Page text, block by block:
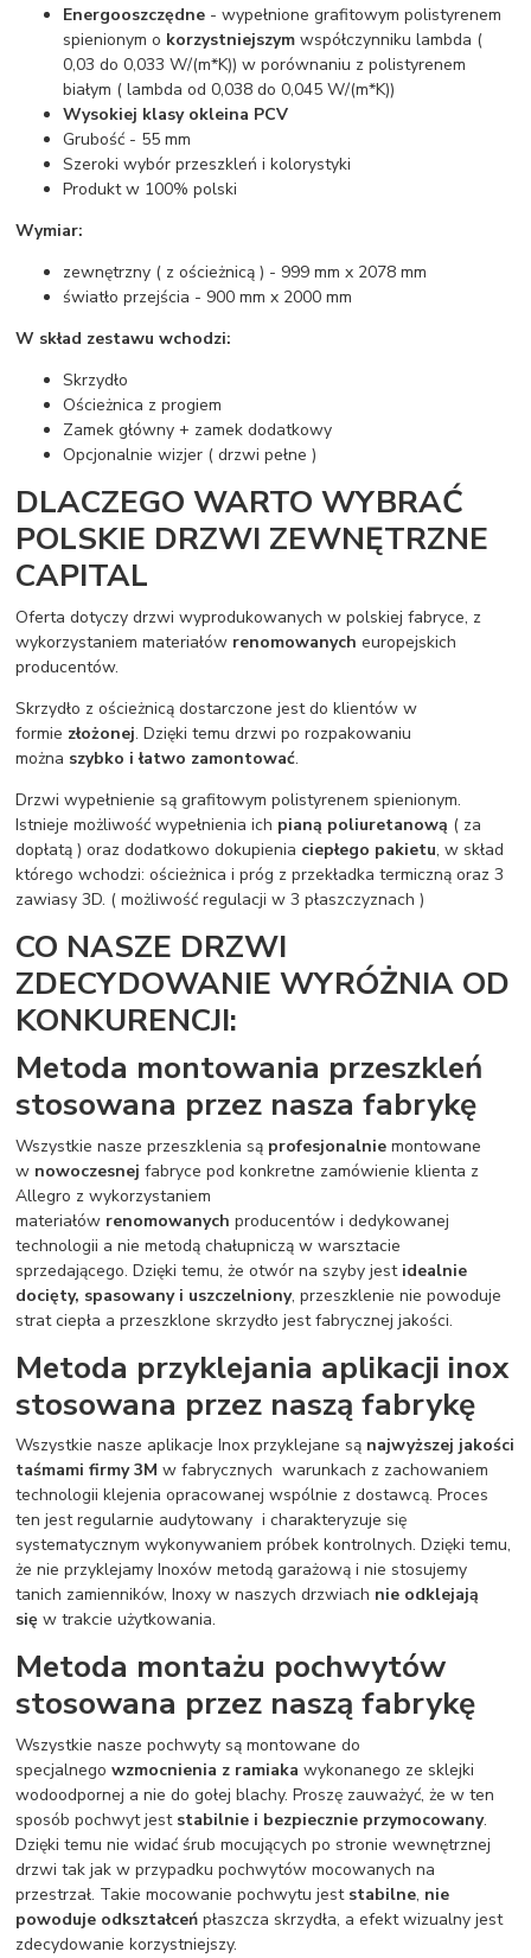
Energooszczędne - wypełnione grafitowym polistyrenem
spienionym o korzystniejszym współczynniku lambda (
0,03 do 0,033 W/(m*K)) w porównaniu z polistyrenem
białym ( lambda od 0,038 do 0,045 W/(m*K))
Wysokiej klasy okleina PCV
Grubość - 55 mm
Szeroki wybór przeszkleń i kolorystyki
Produkt w 100% polski
Wymiar:
zewnętrzny ( z ościeżnicą ) - 999 mm x 2078 mm
światło przejścia - 900 mm x 2000 mm
W skład zestawu wchodzi:
Skrzydło
Ościeżnica z progiem
Zamek główny + zamek dodatkowy
Opcjonalnie wizjer ( drzwi pełne )
DLACZEGO WARTO WYBRAĆ
POLSKIE DRZWI ZEWNĘTRZNE
CAPITAL
Oferta dotyczy drzwi wyprodukowanych w polskiej fabryce, z
wykorzystaniem materiałów renomowanych europejskich
producentów.
Skrzydło z ościeżnicą dostarczone jest do klientów w
formie złożonej. Dzięki temu drzwi po rozpakowaniu
można szybko i łatwo zamontować.
Drzwi wypełnienie są grafitowym polistyrenem spienionym.
Istnieje możliwość wypełnienia ich pianą poliuretanową ( za
dopłatą ) oraz dodatkowo dokupienia ciepłego pakietu, w skład
którego wchodzi: ościeżnica i próg z przekładka termiczną oraz 3
zawiasy 3D. ( możliwość regulacji w 3 płaszczyznach )
CO NASZE DRZWI
ZDECYDOWANIE WYRÓŻNIA OD
KONKURENCJI:
Metoda montowania przeszkleń
stosowana przez nasza fabrykę
Wszystkie nasze przeszklenia są profesjonalnie montowane
w nowoczesnej fabryce pod konkretne zamówienie klienta z
Allegro z wykorzystaniem
materiałów renomowanych producentów i dedykowanej
technologii a nie metodą chałupniczą w warsztacie
sprzedającego. Dzięki temu, że otwór na szyby jest idealnie
docięty, spasowany i uszczelniony, przeszklenie nie powoduje
strat ciepła a przeszklone skrzydło jest fabrycznej jakości.
Metoda przyklejania aplikacji inox
stosowana przez naszą fabrykę
Wszystkie nasze aplikacje Inox przyklejane są najwyższej jakości
taśmami firmy 3M w fabrycznych warunkach z zachowaniem
technologii klejenia opracowanej wspólnie z dostawcą. Proces
ten jest regularnie audytowany i charakteryzuje się
systematycznym wykonywaniem próbek kontrolnych. Dzięki temu,
że nie przyklejamy Inoxów metodą garażową i nie stosujemy
tanich zamienników, Inoxy w naszych drzwiach nie odklejają
się w trakcie użytkowania.
Metoda montażu pochwytów
stosowana przez naszą fabrykę
Wszystkie nasze pochwyty są montowane do
specjalnegowzmocnienia z ramiaka wykonanego ze sklejki
wodoodpornej a nie do gołej blachy. Proszę zauważyć, że w ten
sposób pochwyt jest stabilnie i bezpiecznie przymocowany.
Dzięki temu nie widać śrub mocujących po stronie wewnętrznej
drzwi tak jak w przypadku pochwytów mocowanych na
przestrzał. Takie mocowanie pochwytu jest stabilne, nie
powoduje odkształceń płaszcza skrzydła, a efekt wizualny jest
zdecydowanie korzystniejszy.